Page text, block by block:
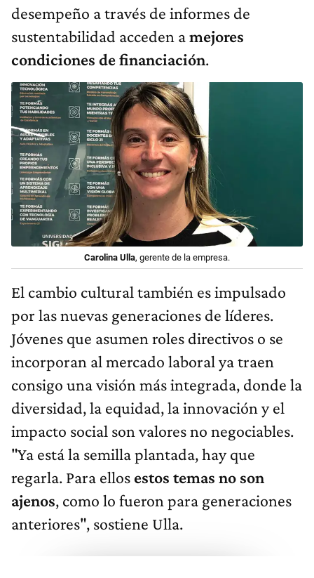
desempeño a través de informes de
sustentabilidad acceden amejores
condiciones de financiación.
Carolina Ulla, gerente de la empresa.
El cambio cultural también es impulsado
por las nuevas generaciones de líderes.
Jóvenes que asumen roles directivos o se
incorporan al mercado laboral ya traen
consigo una visión más integrada, donde la
diversidad, la equidad, la innovación y el
impacto social son valores no negociables.
"Ya está la semilla plantada, hay que
regarla. Para ellos estos temas no son
ajenos, como lo fueron para generaciones
anteriores", sostiene Ulla.